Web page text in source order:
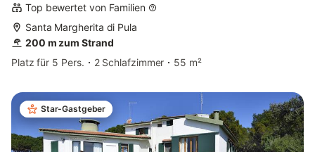
Top bewertet von Familien
Santa Margherita di Pula
200 m zum Strand
Platz für 5 Pers.
2 Schlafzimmer 55 m²
Star-Gastgeber